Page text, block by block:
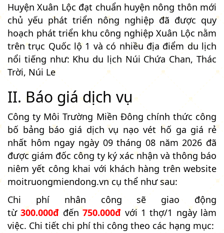
Huyện Xuân Lộc đạt chuẩn huyện nông thôn mới
chủ yếu phát triển nông nghiệp đã được quy
hoạch phát triển khu công nghiệp Xuân Lộc nằm
trên trục Quốc lộ 1 và có nhiều địa điểm du lịch
nổi tiếng như: Khu du lịch Núi Chứa Chan, Thác
Trời, Núi Le
II. Báo giá dịch vụ
Công ty Môi Trường Miền Đông chính thức công
bố bảng báo giá dịch vụ nạo vét hố ga giá rẻ
nhất hôm ngay ngày 09 tháng 08 năm 2026 đã
được giám đốc công ty ký xác nhận và thông báo
niêm yết công khai với khách hàng trên website
moitruongmiendong.vn cụ thể như sau:
Chi phí nhân công sẽ giao động
từ300.000đ đến750.000đ với 1 thợ/1 ngày làm
việc. Chi tiết chi phí thi công theo các hạng mục: